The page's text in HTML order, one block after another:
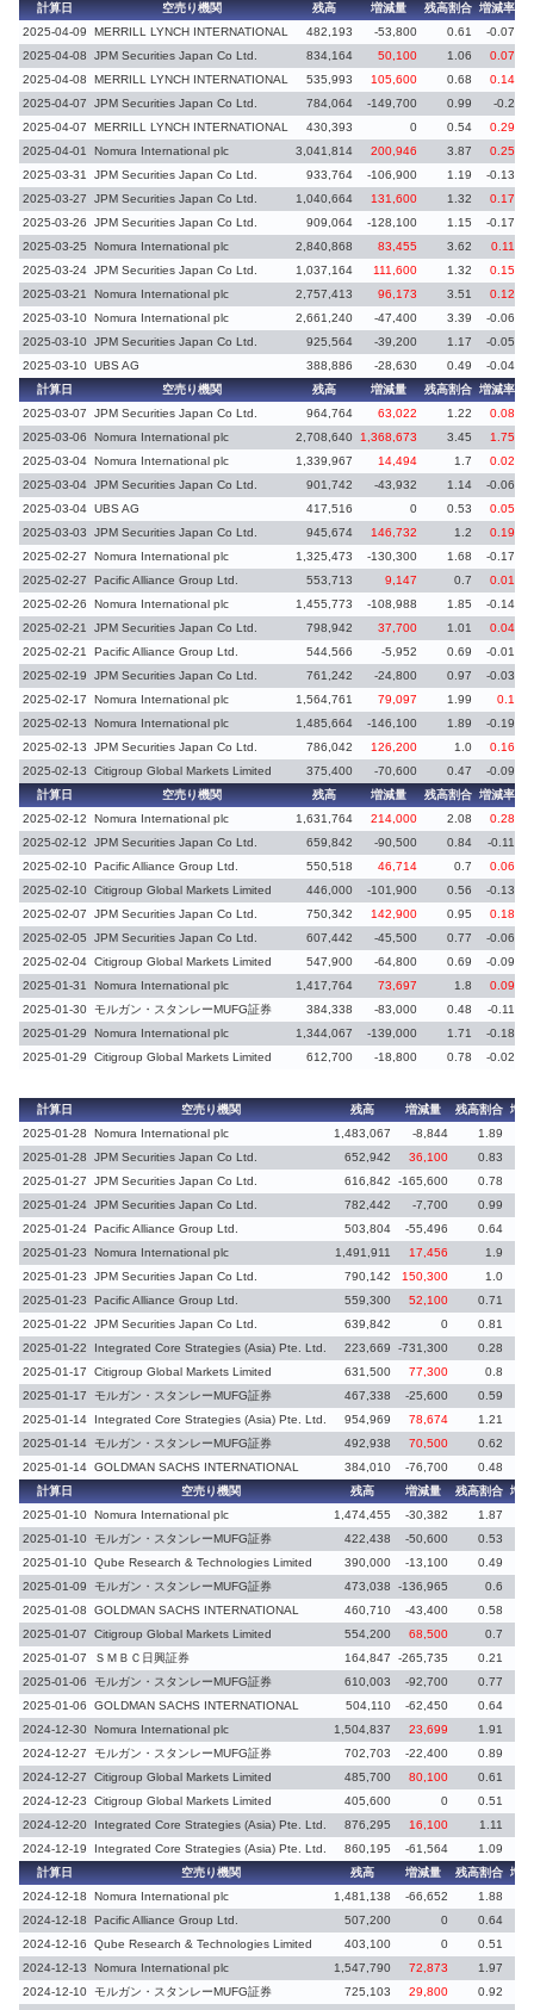
計算日 空売り機関 残高 増減量 残高割合 増減率
2025-04-09
MERRILL LYNCH INTERNATIONAL 482,193 -53,800 0.61
-0.07
2025-04-08
JPM Securities Japan Co Ltd. 834,164 50,100 1.06
0.07
2025-04-08
MERRILL LYNCH INTERNATIONAL 535,993 105,600 0.68
0.14
2025-04-07
JPM Securities Japan Co Ltd. 784,064 -149,700 0.99
-0.2
2025-04-07
MERRILL LYNCH INTERNATIONAL 430,393 0 0.54 0.29
2025-04-01 Nomura International plc 3,041,814 200,946 3.87
0.25
2025-03-31
JPM Securities Japan Co Ltd. 933,764 -106,900 1.19
-0.13
2025-03-27
JPM Securities Japan Co Ltd. 1,040,664 131,600 1.32
0.17
2025-03-26
JPM Securities Japan Co Ltd. 909,064 -128,100 1.15
-0.17
2025-03-25
Nomura International plc 2,840,868 83,455 3.62
0.11
2025-03-24 JPM Securities Japan Co Ltd. 1,037,164 111,600 1.32
0.15
2025-03-21
Nomura International plc 2,757,413 96,173 3.51
0.12
2025-03-10 Nomura International plc 2,661,240 -47,400 3.39
-0.06
2025-03-10 JPM Securities Japan Co Ltd. 925,564 -39,200 1.17
-0.05
2025-03-10 UBS AG 388,886 -28,630 0.49 -0.04
計算日 空売り機関 残高 増減量 残高割合 増減率
2025-03-07
JPM Securities Japan Co Ltd. 964,764 63,022 1.22
0.08
2025-03-06
Nomura International plc 2,708,640 1,368,673 3.45
1.75
2025-03-04 Nomura International plc 1,339,967 14,494 1.7
0.02
2025-03-04 JPM Securities Japan Co Ltd. 901,742 -43,932 1.14
-0.06
2025-03-04 UBS AG 417,516 0 0.53 0.05
2025-03-03 JPM Securities Japan Co Ltd. 945,674 146,732 1.2
0.19
2025-02-27
Nomura International plc 1,325,473 -130,300 1.68
-0.17
2025-02-27
Pacific Alliance Group Ltd. 553,713 9,147 0.7
0.01
2025-02-26
Nomura International plc 1,455,773 -108,988 1.85
-0.14
2025-02-21
JPM Securities Japan Co Ltd. 798,942 37,700 1.01
0.04
2025-02-21
Pacific Alliance Group Ltd. 544,566 -5,952 0.69
-0.01
2025-02-19
JPM Securities Japan Co Ltd. 761,242 -24,800 0.97
-0.03
2025-02-17
Nomura International plc 1,564,761 79,097 1.99
0.1
2025-02-13
Nomura International plc 1,485,664 -146,100 1.89
-0.19
2025-02-13
JPM Securities Japan Co Ltd. 786,042 126,200 1.0
0.16
2025-02-13
Citigroup Global Markets Limited 375,400 -70,600 0.47 -0.09
計算日 空売り機関 残高 増減量 残高割合 増減率
2025-02-12
Nomura International plc 1,631,764 214,000 2.08
0.28
2025-02-12
JPM Securities Japan Co Ltd. 659,842 -90,500 0.84
-0.11
2025-02-10 Pacific Alliance Group Ltd. 550,518 46,714 0.7
0.06
2025-02-10 Citigroup Global Markets Limited 446,000 -101,900 0.56
-0.13
2025-02-07
JPM Securities Japan Co Ltd. 750,342 142,900 0.95
0.18
2025-02-05
JPM Securities Japan Co Ltd. 607,442 -45,500 0.77
-0.06
2025-02-04 Citigroup Global Markets Limited 547,900 -64,800 0.69
-0.09
2025-01-31
Nomura International plc 1,417,764 73,697 1.8
0.09
2025-01-30 モルガン・スタンレーMUFG証券 384,338 -83,000 0.48 -0.11
2025-01-29 Nomura International plc 1,344,067 -139,000 1.71
-0.18
2025-01-29
Citigroup Global Markets Limited 612,700 -18,800 0.78 -0.02
計算日 空売り機関 残高 増減量 残高割合 増
2025-01-28
Nomura International plc 1,483,067 -8,844 1.89
2025-01-28
JPM Securities Japan Co Ltd. 652,942 36,100 0.83
2025-01-27
JPM Securities Japan Co Ltd. 616,842 -165,600 0.78
2025-01-24 JPM Securities Japan Co Ltd. 782,442 -7,700 0.99
2025-01-24 Pacific Alliance Group Ltd. 503,804 -55,496 0.64
2025-01-23
Nomura International plc 1,491,911 17,456 1.9
2025-01-23
JPM Securities Japan Co Ltd. 790,142 150,300 1.0
2025-01-23
Pacific Alliance Group Ltd. 559,300 52,100 0.71
2025-01-22
JPM Securities Japan Co Ltd. 639,842 0 0.81
2025-01-22
Integrated Core Strategies (Asia) Pte. Ltd. 223,669 -731,300 0.28
2025-01-17
Citigroup Global Markets Limited 631,500 77,300 0.8
2025-01-17
モルガン・スタンレーMUFG証券 467,338 -25,600 0.59
2025-01-14
Integrated Core Strategies (Asia) Pte. Ltd. 954,969 78,674 1.21
2025-01-14 モルガン・スタンレーMUFG証券 492,938 70,500 0.62
2025-01-14 GOLDMAN SACHS INTERNATIONAL 384,010 -76,700 0.48
計算日
空売り機関 残高 増減量 残高割合 増
2025-01-10 Nomura International plc 1,474,455 -30,382 1.87
2025-01-10 モルガン・スタンレーMUFG証券 422,438 -50,600 0.53
2025-01-10 Qube Research & Technologies Limited 390,000 -13,100 0.49
2025-01-09
モルガン・スタンレーMUFG証券 473,038 -136,965 0.6
2025-01-08
GOLDMAN SACHS INTERNATIONAL 460,710 -43,400 0.58
2025-01-07
Citigroup Global Markets Limited 554,200 68,500 0.7
2025-01-07
ＳＭＢＣ日興証券 164,847 -265,735 0.21
2025-01-06
モルガン・スタンレーMUFG証券 610,003 -92,700 0.77
2025-01-06
GOLDMAN SACHS INTERNATIONAL 504,110 -62,450 0.64
2024-12-30 Nomura International plc 1,504,837 23,699 1.91
2024-12-27
モルガン・スタンレーMUFG証券 702,703 -22,400 0.89
2024-12-27
Citigroup Global Markets Limited 485,700 80,100 0.61
2024-12-23
Citigroup Global Markets Limited 405,600 0 0.51
2024-12-20
Integrated Core Strategies (Asia) Pte. Ltd. 876,295 16,100 1.11
2024-12-19
Integrated Core Strategies (Asia) Pte. Ltd. 860,195 -61,564 1.09
計算日
空売り機関 残高 増減量 残高割合 増
2024-12-18
Nomura International plc 1,481,138 -66,652 1.88
2024-12-18
Pacific Alliance Group Ltd. 507,200 0
0.64
2024-12-16
Qube Research & Technologies Limited 403,100 0 0.51
2024-12-13
Nomura International plc 1,547,790 72,873 1.97
2024-12-10 モルガン・スタンレーMUFG証券 725,103 29,800 0.92